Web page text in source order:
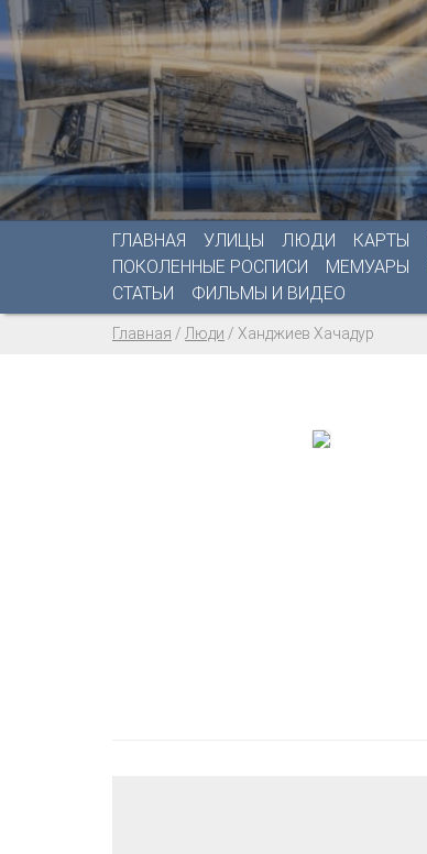
ГЛАВНАЯ УЛИЦЫ ЛЮДИ КАРТЫ
ПОКОЛЕННЫЕ РОСПИСИ
МЕМУАРЫ
СТАТЬИ
ФИЛЬМЫ И ВИДЕО
Главная / Люди / Ханджиев Хачадур